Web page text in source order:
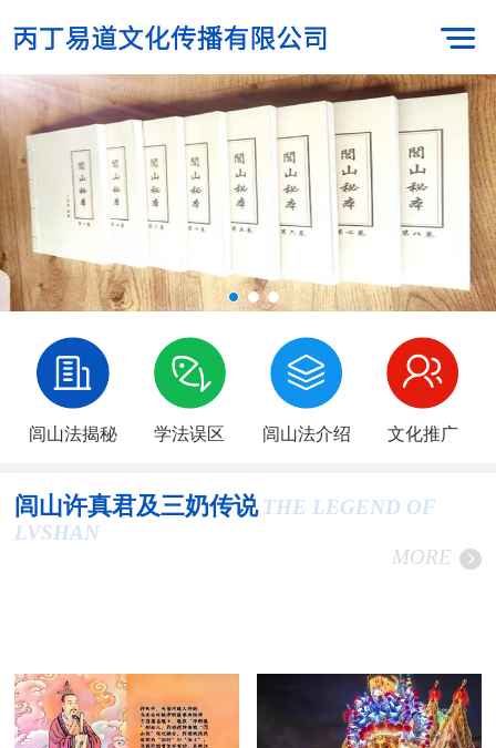
闾山法揭秘 学法误区 闾山法介绍 文化推广
闾山许真君及三奶传说 THE LEGEND OF
LVSHAN
MORE